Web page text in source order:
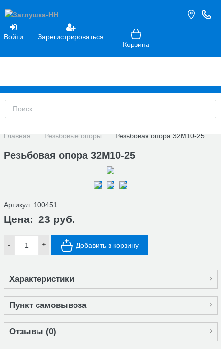
Войти
Зарегистрироваться
Корзина
Главная Резьбовые опоры Резьбовая опора 32М10-25
Резьбовая опора 32М10-25
Артикул: 100451
Цена: 23 руб.
- + Добавить в корзину
Характеристики
Пункт самовывоза
Отзывы (0)